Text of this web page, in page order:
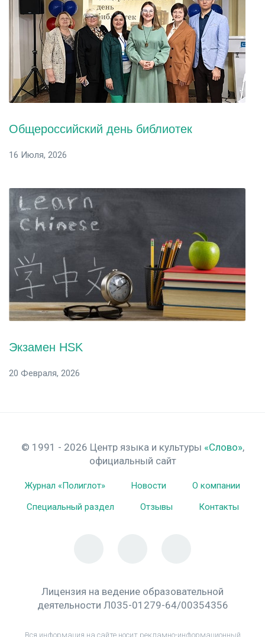
Общероссийский день библиотек
16 Июля, 2026
Экзамен HSK
20 Февраля, 2026
© 1991 - 2026 Центр языка и культуры «Слово»,
официальный сайт
Журнал «Полиглот» Новости
О компании
Специальный раздел
Отзывы Контакты
Лицензия на ведение образовательной
деятельности Л035-01279-64/00354356
Вся информация на сайте носит рекламно-информационный